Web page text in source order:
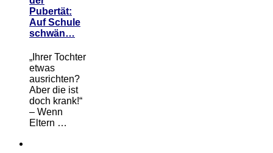
Pubertät:
Auf Schule
schwän…
„Ihrer Tochter
etwas
ausrichten?
Aber die ist
doch krank!“
– Wenn
Eltern …